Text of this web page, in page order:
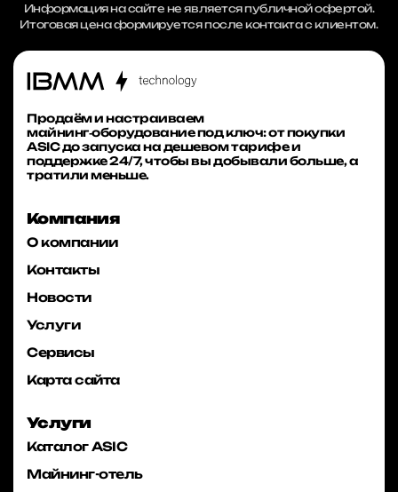
Информация на сайте не является публичной офертой.
Итоговая цена формируется после контакта с клиентом.
Продаём и настраиваем
майнинг‑оборудование под ключ: от покупки
ASIC до запуска на дешевом тарифе и
поддержке 24/7, чтобы вы добывали больше, а
тратили меньше.
Компания
О компании
Контакты
Новости
Услуги
Сервисы
Карта сайта
Услуги
Каталог ASIC
Майнинг-отель